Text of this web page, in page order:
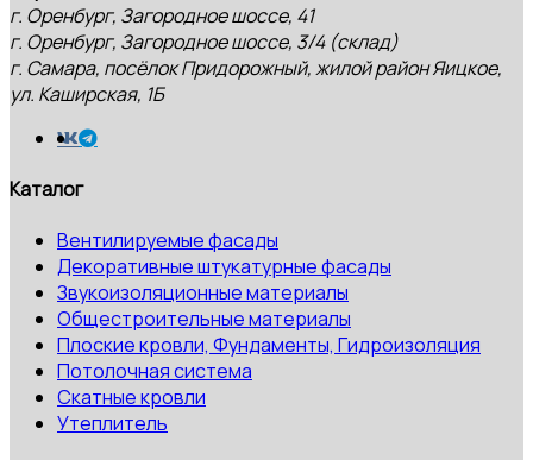
г. Оренбург, Загородное шоссе, 41
г. Оренбург, Загородное шоссе, 3/4 (склад)
г. Самара, посёлок Придорожный, жилой район Яицкое,
ул. Каширская, 1Б
Каталог
Вентилируемые фасады
Декоративные штукатурные фасады
Звукоизоляционные материалы
Общестроительные материалы
Плоские кровли, Фундаменты, Гидроизоляция
Потолочная система
Скатные кровли
Утеплитель